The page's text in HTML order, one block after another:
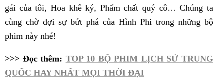
gái của tôi, Hoa khê ký, Phẩm chất quý cô… Chúng ta
cùng chờ đợi sự bứt phá của Hình Phi trong những bộ
phim này nhé!
>>> Đọc thêm: TOP 10 BỘ PHIM LỊCH SỬ TRUNG
QUỐC HAY NHẤT MỌI THỜI ĐẠI